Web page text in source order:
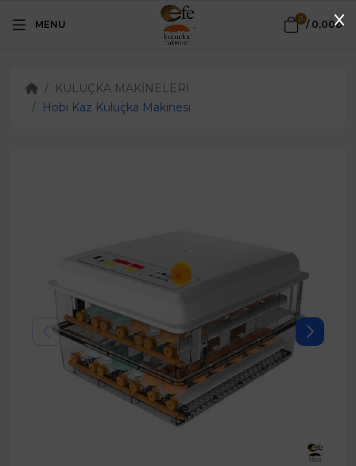
MENU 0 / 0,00₺
KULUÇKA MAKİNELERİ
Hobi Kaz Kuluçka Makinesi